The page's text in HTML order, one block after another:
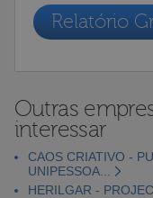
Relatório
Outras
interessar
CAOS CRIATIVO -
UNIPESSOA...
HERILGAR -